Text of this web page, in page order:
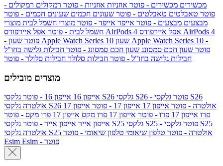
מכשירים מכשירים - פוטר אוזניות אוזניות - פוטר רמקולים רמקולים -
פוטר טאבלטים טאבלטים - פוטר שעונים חכמים שעונים חכמים - פוטר
מבצעים מבצעים - פוטר אייפד אייפד - פוטר מוצרי חשמל לבית מוצרי
חשמל לבית - פוטר אפל איירפודס AirPods 4 אפל איירפודס AirPods 4
- פוטר שעון Apple Watch Series 10 שעון Apple Watch Series 10 -
פוטר שעון חכם סמסונג שעון חכם סמסונג - פוטר חבילות גלישה בחו"ל
חבילות גלישה בחו"ל - פוטר חבילות סלולר חבילות סלולר - פוטר
מוצרים מובילים
אייפון 16 אייפון 16 - פוטר גלקסי S26 גלקסי S26 - פוטר גלקסי S26
אולטרה
גלקסי S26 אולטרה - פוטר אייפון 17 אייפון 17 - פוטר
אייפון 17
פרו אייפון 17 פרו - פוטר אייפון 17 פרו מקס
אייפון 17 פרו מקס - פוטר
אייפון אייר אייפון אייר - פוטר גלקסי S25 גלקסי S25 - פוטר גלקסי S25
אולטרה
גלקסי S25 אולטרה - פוטר טלפון שיאומי טלפון שיאומי - פוטר
Esim
Esim - פוטר